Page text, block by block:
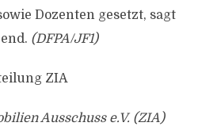
Dozenten gesetzt, sagt
(DFPA/JF1)
ZIA
Ausschuss e.V. (ZIA)